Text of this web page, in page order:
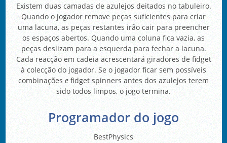
Existem duas camadas de azulejos deitados no tabuleiro.
Quando o jogador remove peças suficientes para criar
uma lacuna, as peças restantes irão cair para preencher
os espaços abertos. Quando uma coluna fica vazia, as
peças deslizam para a esquerda para fechar a lacuna.
Cada reacção em cadeia acrescentará giradores de fidget
à colecção do jogador. Se o jogador ficar sem possíveis
combinações e fidget spinners antes dos azulejos terem
sido todos limpos, o jogo termina.
Programador do jogo
BestPhysics